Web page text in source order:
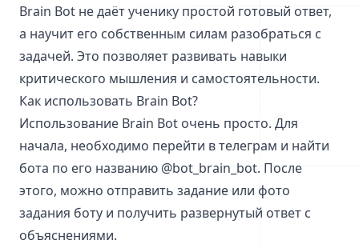
Brain Bot не даёт ученику простой готовый ответ,
а научит его собственным силам разобраться с
задачей. Это позволяет развивать навыки
критического мышления и самостоятельности.
Как использовать Brain Bot?
Использование Brain Bot очень просто. Для
начала, необходимо перейти в телеграм и найти
бота по его названию @bot_brain_bot. После
этого, можно отправить задание или фото
задания боту и получить развернутый ответ с
объяснениями.